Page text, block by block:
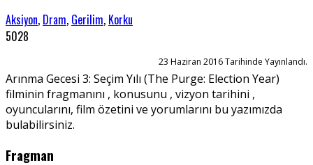
Aksiyon, Dram, Gerilim, Korku
5028
23 Haziran 2016 Tarihinde Yayınlandı.
Arınma Gecesi 3: Seçim Yılı (The Purge: Election Year)
filminin fragmanını , konusunu , vizyon tarihini ,
oyuncularını, film özetini ve yorumlarını bu yazımızda
bulabilirsiniz.
Fragman